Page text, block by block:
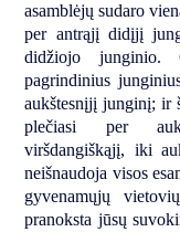
asamblėjų sudaro
per antrąjį didįjį
didžiojo junginio.
pagrindinius
aukštesnįjį junginį; ir
plečiasi per
viršdangiškąjį, iki
neišnaudoja visos
gyvenamųjų
pranoksta jūsų